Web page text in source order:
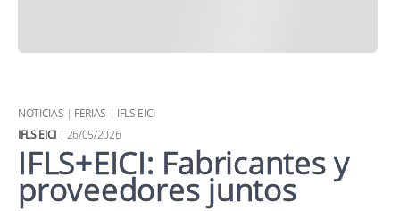
NOTICIAS | FERIAS | IFLS EICI
IFLS EICI| 26/05/2026
IFLS+EICI: Fabricantes y
proveedores juntos